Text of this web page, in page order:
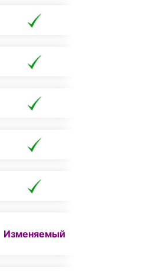
Изменяемый